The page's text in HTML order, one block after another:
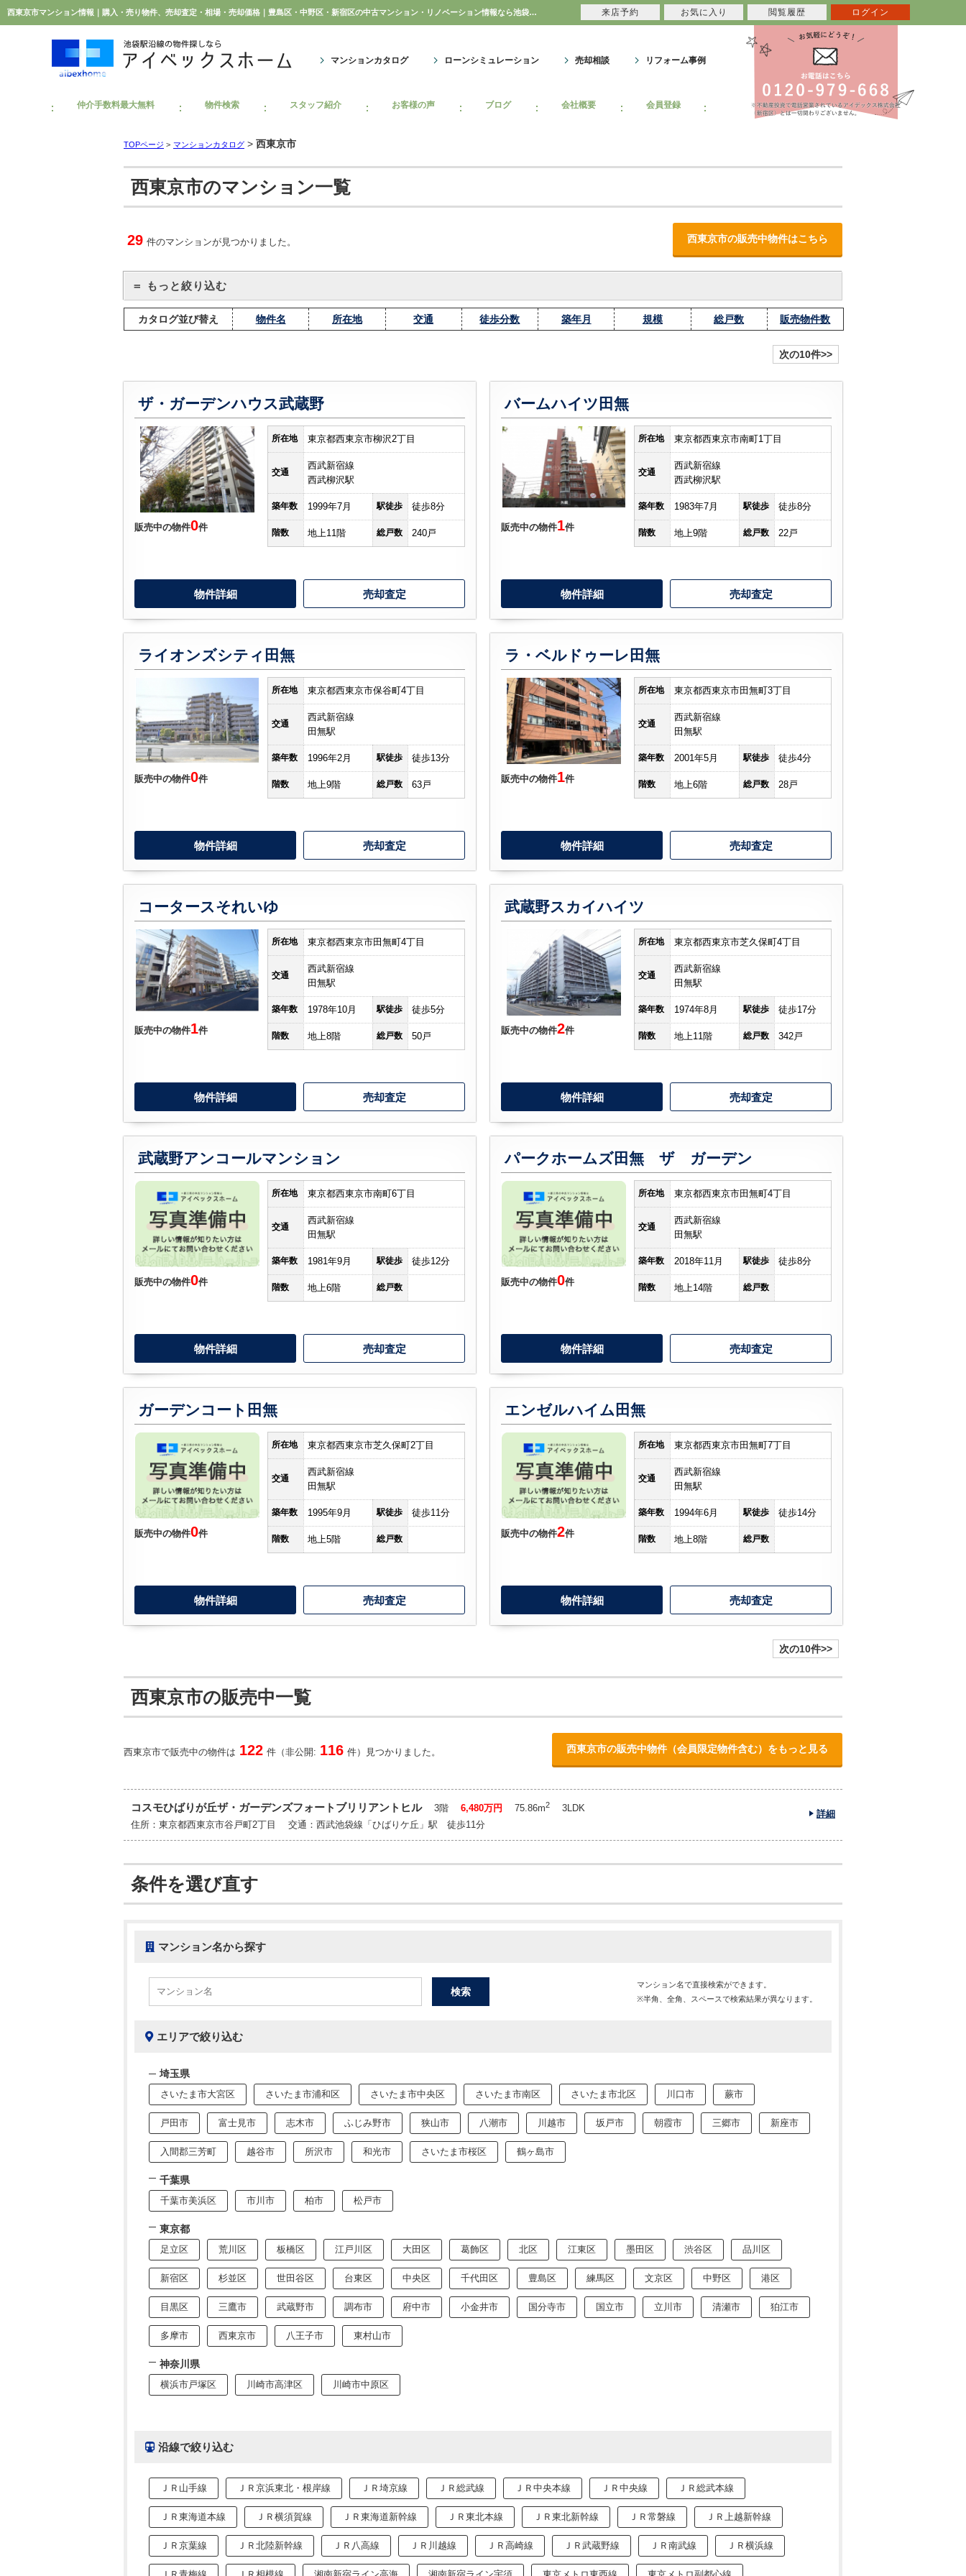
西東京市マンション情報｜購入・売り物件、売却査定・相場・売却価格｜豊島区・中野区・新宿区の中古マンション・リノベーション情報なら池袋のアイベックスホーム！
マンションカタログ ローンシミュレーション 売却相談 リフォーム事例
仲介手数料最大無料 物件検索 スタッフ紹介 お客様の声 ブログ 会社概要 会員登録
TOPページ > マンションカタログ > 西東京市
西東京市のマンション一覧
29 件のマンションが見つかりました。 西東京市の販売中物件はこちら
＝ もっと絞り込む
カタログ並び替え 物件名 所在地 交通 徒歩分数 築年月 規模 総戸数 販売物件数
次の10件>>
ザ・ガーデンハウス武蔵野
販売中の物件0件
所在地 東京都西東京市柳沢2丁目
交通
西武新宿線
西武柳沢駅
築年数 1999年7月 駅徒歩 徒歩8分
階数 地上11階 総戸数 240戸
物件詳細 売却査定
バームハイツ田無
販売中の物件1件
所在地 東京都西東京市南町1丁目
交通
西武新宿線
西武柳沢駅
築年数 1983年7月 駅徒歩 徒歩8分
階数 地上9階 総戸数 22戸
物件詳細 売却査定
ライオンズシティ田無
販売中の物件0件
所在地 東京都西東京市保谷町4丁目
交通
西武新宿線
田無駅
築年数 1996年2月 駅徒歩 徒歩13分
階数 地上9階 総戸数 63戸
物件詳細 売却査定
ラ・ベルドゥーレ田無
販売中の物件1件
所在地 東京都西東京市田無町3丁目
交通
西武新宿線
田無駅
築年数 2001年5月 駅徒歩 徒歩4分
階数 地上6階 総戸数 28戸
物件詳細 売却査定
コータースそれいゆ
販売中の物件1件
所在地 東京都西東京市田無町4丁目
交通
西武新宿線
田無駅
築年数 1978年10月 駅徒歩 徒歩5分
階数 地上8階 総戸数 50戸
物件詳細 売却査定
武蔵野スカイハイツ
販売中の物件2件
所在地 東京都西東京市芝久保町4丁目
交通
西武新宿線
田無駅
築年数 1974年8月 駅徒歩 徒歩17分
階数 地上11階 総戸数 342戸
物件詳細 売却査定
武蔵野アンコールマンション
販売中の物件0件
所在地 東京都西東京市南町6丁目
交通
西武新宿線
田無駅
築年数 1981年9月 駅徒歩 徒歩12分
階数 地上6階 総戸数
物件詳細 売却査定
パークホームズ田無 ザ ガーデン
販売中の物件0件
所在地 東京都西東京市田無町4丁目
交通
西武新宿線
田無駅
築年数 2018年11月 駅徒歩 徒歩8分
階数 地上14階 総戸数
物件詳細 売却査定
ガーデンコート田無
販売中の物件0件
所在地 東京都西東京市芝久保町2丁目
交通
西武新宿線
田無駅
築年数 1995年9月 駅徒歩 徒歩11分
階数 地上5階 総戸数
物件詳細 売却査定
エンゼルハイム田無
販売中の物件2件
所在地 東京都西東京市田無町7丁目
交通
西武新宿線
田無駅
築年数 1994年6月 駅徒歩 徒歩14分
階数 地上8階 総戸数
物件詳細 売却査定
次の10件>>
西東京市の販売中一覧
西東京市で販売中の物件は 122 件（非公開: 116 件）見つかりました。 西東京市の販売中物件（会員限定物件含む）をもっと見る
コスモひばりが丘ザ・ガーデンズフォートブリリアントヒル3階 6,480万円 75.86m2
3LDK
住所：東京都西東京市谷戸町2丁目 交通：西武池袋線「ひばりケ丘」駅 徒歩11分
詳細
条件を選び直す
マンション名から探す
マンション名で直接検索ができます。
※半角、全角、スペースで検索結果が異なります。
エリアで絞り込む
埼玉県
さいたま市大宮区 さいたま市浦和区 さいたま市中央区 さいたま市南区 さいたま市北区 川口市 蕨市
戸田市 富士見市 志木市 ふじみ野市 狭山市 八潮市 川越市 坂戸市 朝霞市 三郷市 新座市
入間郡三芳町 越谷市 所沢市 和光市 さいたま市桜区 鶴ヶ島市
千葉県
千葉市美浜区 市川市 柏市 松戸市
東京都
足立区 荒川区 板橋区 江戸川区 大田区 葛飾区 北区 江東区 墨田区 渋谷区 品川区
新宿区 杉並区 世田谷区 台東区 中央区 千代田区 豊島区 練馬区 文京区 中野区 港区
目黒区 三鷹市 武蔵野市 調布市 府中市 小金井市 国分寺市 国立市 立川市 清瀬市 狛江市
多摩市 西東京市 八王子市 東村山市
神奈川県
横浜市戸塚区 川崎市高津区 川崎市中原区
沿線で絞り込む
ＪＲ山手線 ＪＲ京浜東北・根岸線 ＪＲ埼京線 ＪＲ総武線 ＪＲ中央本線 ＪＲ中央線 ＪＲ総武本線
ＪＲ東海道本線 ＪＲ横須賀線 ＪＲ東海道新幹線 ＪＲ東北本線 ＪＲ東北新幹線 ＪＲ常磐線 ＪＲ上越新幹線
ＪＲ京葉線 ＪＲ北陸新幹線 ＪＲ八高線 ＪＲ川越線 ＪＲ高崎線 ＪＲ武蔵野線 ＪＲ南武線 ＪＲ横浜線
来店予約 お気に入り 閲覧履歴 ログイン